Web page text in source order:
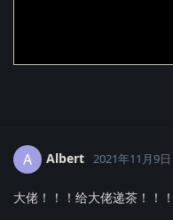
A Albert 2021年11月9日
大佬！！！给大佬递茶！！！